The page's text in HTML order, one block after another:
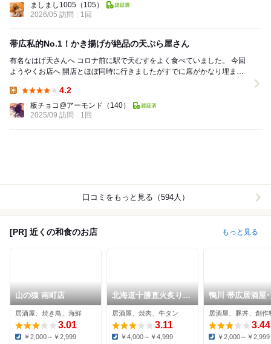
ましまし1005 （105）
2026/05 訪問
1回
帯広私的No.1！かき揚げが絶品の天ぷら屋さん
有名なはげ天さんへ コロナ前に駅で天むすをよく食べていました。 今回
ようやくお店へ 開店とほぼ同時に行きましたがすでに席がかなり埋まっ
4.2
板チョコ@アーモンド （140）
2025/09 訪問
1回
口コミをもっと見る（594人）
[PR] 近くの和食のお店 もっと見る
山の猿 南町店
居酒屋、焼き鳥、海鮮
3.01
￥2,000～￥2,999
北海道十勝直火炙りの
たんじろう
居酒屋、焼肉、牛タン
3.11
￥4,000～￥4,999
鴨川 帯広居酒屋
居酒屋、豚丼、創作
3.44
￥2,000～￥2,999